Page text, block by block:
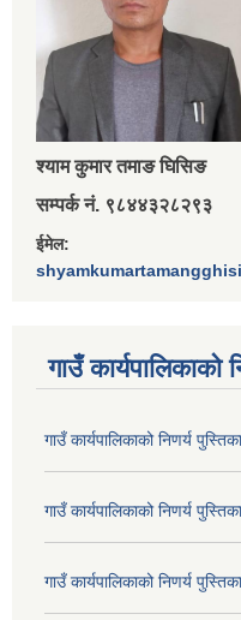
श्‍याम कुमार तमाङ घिसिङ
सम्पर्क नं. ९८४४३२८२९३
ईमेल:
गाउँ कार्यपालिकाकाे
गाउँ कार्यपालिकाको निणर्य
गाउँ कार्यपालिकाको निणर्य
गाउँ कार्यपालिकाको निणर्य